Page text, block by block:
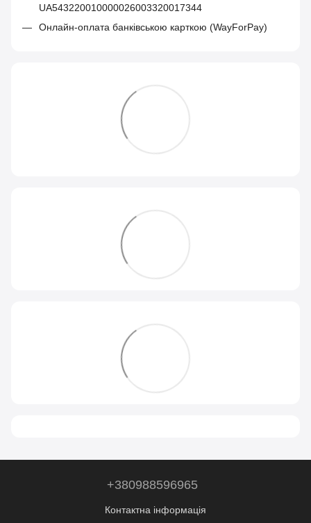
UA543220010000026003320017344
Онлайн-оплата банківською карткою (WayForPay)
+380988596965
Контактна інформація